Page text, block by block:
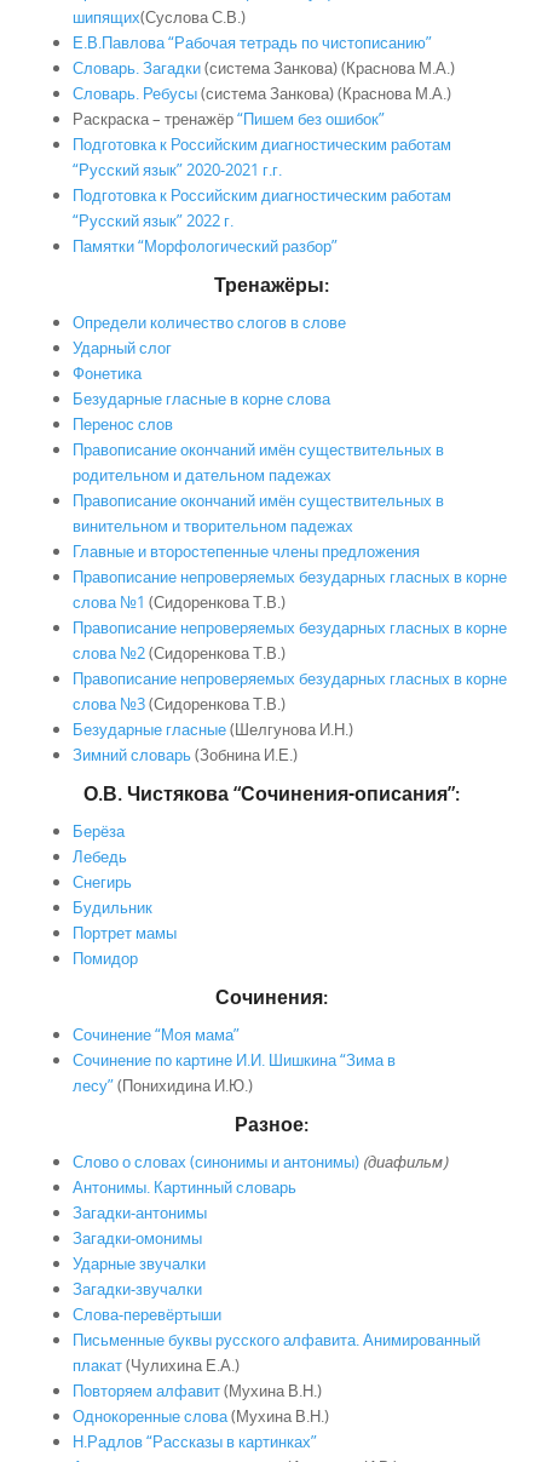
шипящих(Суслова С.В.)
Е.В.Павлова “Рабочая тетрадь по чистописанию”
Словарь. Загадки(система Занкова) (Краснова М.А.)
Словарь. Ребусы(система Занкова) (Краснова М.А.)
Раскраска – тренажёр“Пишем без ошибок”
Подготовка к Российским диагностическим работам
“Русский язык” 2020-2021 г.г.
Подготовка к Российским диагностическим работам
“Русский язык” 2022 г.
Памятки “Морфологический разбор”
Тренажёры:
Определи количество слогов в слове
Ударный слог
Фонетика
Безударные гласные в корне слова
Перенос слов
Правописание окончаний имён существительных в
родительном и дательном падежах
Правописание окончаний имён существительных в
винительном и творительном падежах
Главные и второстепенные члены предложения
Правописание непроверяемых безударных гласных в корне
слова №1 (Сидоренкова Т.В.)
Правописание непроверяемых безударных гласных в корне
слова №2(Сидоренкова Т.В.)
Правописание непроверяемых безударных гласных в корне
слова №3(Сидоренкова Т.В.)
Безударные гласные(Шелгунова И.Н.)
Зимний словарь(Зобнина И.Е.)
О.В. Чистякова “Сочинения-описания”:
Берёза
Лебедь
Снегирь
Будильник
Портрет мамы
Помидор
Сочинения:
Сочинение “Моя мама”
Сочинение по картине И.И. Шишкина “Зима в
лесу”(Понихидина И.Ю.)
Разное:
Слово о словах (синонимы и антонимы) (диафильм)
Антонимы. Картинный словарь
Загадки-антонимы
Загадки-омонимы
Ударные звучалки
Загадки-звучалки
Слова-перевёртыши
Письменные буквы русского алфавита. Анимированный
плакат(Чулихина Е.А.)
Повторяем алфавит(Мухина В.Н.)
Однокоренные слова(Мухина В.Н.)
Н.Радлов “Рассказы в картинках”